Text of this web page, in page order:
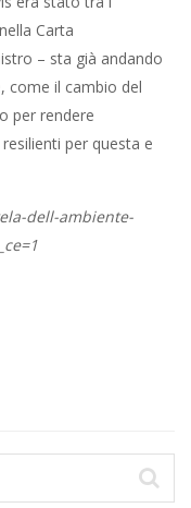
Carta
– sta già andando
come il cambio del
per rendere
per questa e
dell-ambiente-